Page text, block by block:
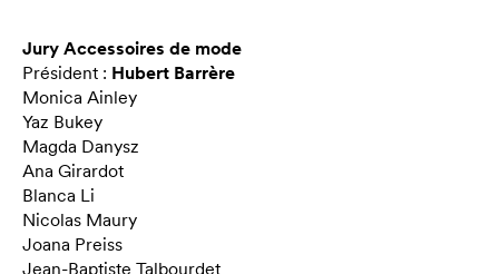
Jury Accessoires de mode
Président : Hubert Barrère
Monica Ainley
Yaz Bukey
Magda Danysz
Ana Girardot
Blanca Li
Nicolas Maury
Joana Preiss
Jean-Baptiste Talbourdet